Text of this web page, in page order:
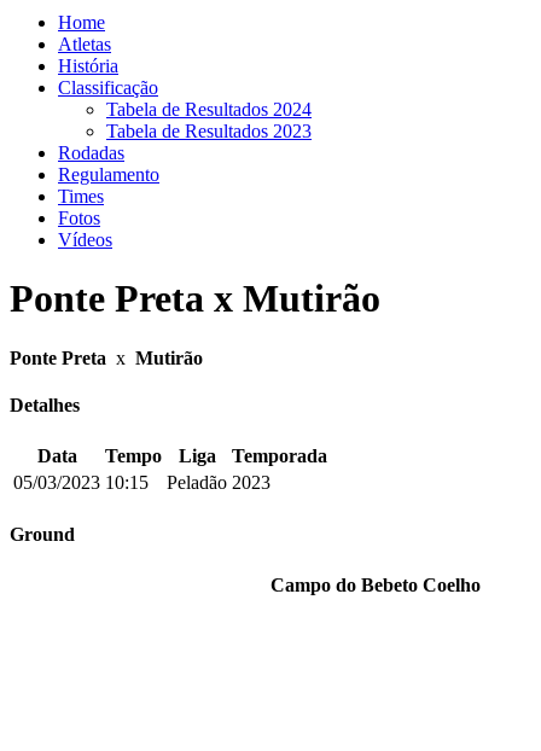
Home
Atletas
História
Classificação
Tabela de Resultados 2024
Tabela de Resultados 2023
Rodadas
Regulamento
Times
Fotos
Vídeos
Ponte Preta x Mutirão
Ponte Preta x Mutirão
Detalhes
Data Tempo Liga
Temporada
05/03/2023 10:15 Peladão 2023
Ground
Campo do Bebeto Coelho